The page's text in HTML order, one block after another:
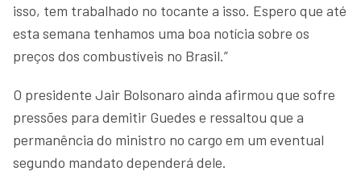
isso, tem trabalhado no tocante a isso. Espero que até
esta semana tenhamos uma boa notícia sobre os
preços dos combustíveis no Brasil.”
O presidente Jair Bolsonaro ainda afirmou que sofre
pressões para demitir Guedes e ressaltou que a
permanência do ministro no cargo em um eventual
segundo mandato dependerá dele.